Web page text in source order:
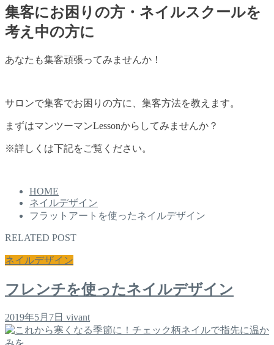
集客にお困りの方・ネイルスクールを
考え中の方に
あなたも集客頑張ってみませんか！
サロンで集客でお困りの方に、集客方法を教えます。
まずはマンツーマンLessonからしてみませんか？
※詳しくは下記をご覧ください。
HOME
ネイルデザイン
フラットアートを使ったネイルデザイン
RELATED POST
ネイルデザイン
フレンチを使ったネイルデザイン
2019年5月7日 vivant